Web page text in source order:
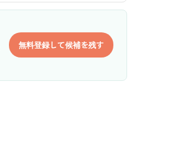
無料登録して候補を残す